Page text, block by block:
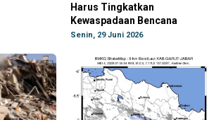
Harus Tingkatkan
Kewaspadaan Bencana
Senin, 29 Juni 2026